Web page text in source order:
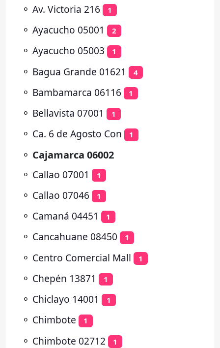
⚬ Av. Victoria 216 1
⚬ Ayacucho 05001 2
⚬ Ayacucho 05003 1
⚬ Bagua Grande 01621 4
⚬ Bambamarca 06116 1
⚬ Bellavista 07001 1
⚬ Ca. 6 de Agosto Con 1
⚬ Cajamarca 06002
⚬ Callao 07001 1
⚬ Callao 07046 1
⚬ Camaná 04451 1
⚬ Cancahuane 08450 1
⚬ Centro Comercial Mall 1
⚬ Chepén 13871 1
⚬ Chiclayo 14001 1
⚬ Chimbote 1
⚬ Chimbote 02712 1